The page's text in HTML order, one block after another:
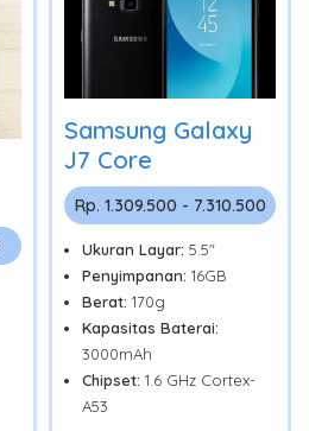
Samsung Galaxy
J7 Core
Rp. 1.309.500 - 7.310.500
Ukuran Layar: 5.5"
Penyimpanan: 16GB
Berat: 170g
Kapasitas Baterai:
3000mAh
Chipset: 1.6 GHz Cortex-
A53